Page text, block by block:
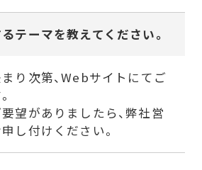
テーマを教えてください。
り次第、Webサイトにてご
望がありましたら、弊社営
し付けください。